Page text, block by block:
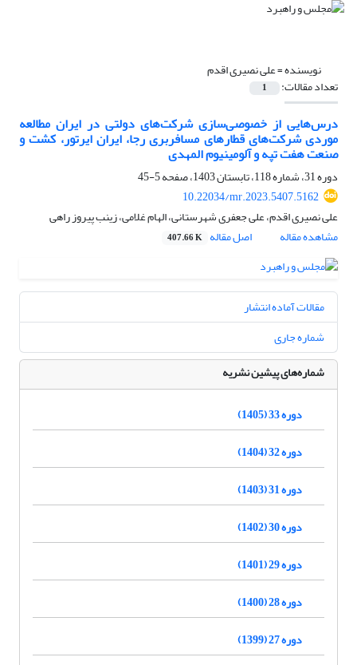
نویسنده =علی نصیری اقدم
تعداد مقالات: 1
درس‌هایی از خصوصی‌سازی شرکت‌های دولتی در ایران مطالعه
موردی شرکت‌های قطارهای مسافربری رجا، ایران ایرتور، کشت و
صنعت هفت تپه و آلومینیوم المهدی
دوره 31، شماره 118، تابستان 1403، صفحه
5-45
10.22034/mr.2023.5407.5162
علی نصیری اقدم، علی جعفری شهرستانی، الهام غلامی، زینب پیروز راهی
مشاهده مقاله
اصل مقاله 407.66 K
مقالات آماده انتشار
شماره جاری
شماره‌های پیشین نشریه
دوره 33 (1405)
دوره 32 (1404)
دوره 31 (1403)
دوره 30 (1402)
دوره 29 (1401)
دوره 28 (1400)
دوره 27 (1399)